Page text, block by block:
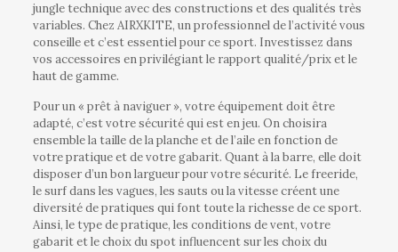
jungle technique avec des constructions et des qualités très
variables. Chez AIRXKITE, un professionnel de l’activité vous
conseille et c’est essentiel pour ce sport. Investissez dans
vos accessoires en privilégiant le rapport qualité/prix et le
haut de gamme.
Pour un « prêt à naviguer », votre équipement doit être
adapté, c’est votre sécurité qui est en jeu. On choisira
ensemble la taille de la planche et de l’aile en fonction de
votre pratique et de votre gabarit. Quant à la barre, elle doit
disposer d’un bon largueur pour votre sécurité. Le freeride,
le surf dans les vagues, les sauts ou la vitesse créent une
diversité de pratiques qui font toute la richesse de ce sport.
Ainsi, le type de pratique, les conditions de vent, votre
gabarit et le choix du spot influencent sur les choix du